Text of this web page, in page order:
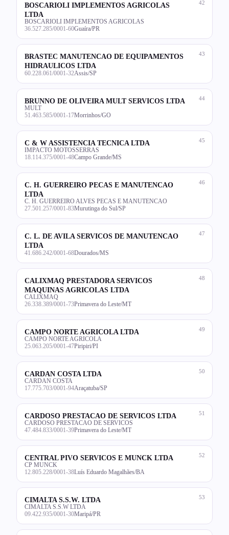
42
BOSCARIOLI IMPLEMENTOS AGRICOLAS
LTDA
BOSCARIOLI IMPLEMENTOS AGRICOLAS
36.527.285/0001-60Guaíra/PR
43
BRASTEC MANUTENCAO DE EQUIPAMENTOS
HIDRAULICOS LTDA
60.228.061/0001-32Assis/SP
44
BRUNNO DE OLIVEIRA MULT SERVICOS LTDA
MULT
51.463.585/0001-17Morrinhos/GO
45
C & W ASSISTENCIA TECNICA LTDA
IMPACTO MOTOSSERRAS
18.114.375/0001-48Campo Grande/MS
46
C. H. GUERREIRO PECAS E MANUTENCAO
LTDA
C. H. GUERREIRO ALVES PECAS E MANUTENCAO
27.501.257/0001-83Murutinga do Sul/SP
47
C. L. DE AVILA SERVICOS DE MANUTENCAO
LTDA
41.686.242/0001-68Dourados/MS
48
CALIXMAQ PRESTADORA SERVICOS
MAQUINAS AGRICOLAS LTDA
CALIXMAQ
26.338.389/0001-73Primavera do Leste/MT
49
CAMPO NORTE AGRICOLA LTDA
CAMPO NORTE AGRICOLA
25.063.205/0001-47Piripiri/PI
50
CARDAN COSTA LTDA
CARDAN COSTA
17.775.703/0001-94Araçatuba/SP
51
CARDOSO PRESTACAO DE SERVICOS LTDA
CARDOSO PRESTACAO DE SERVICOS
47.484.833/0001-39Primavera do Leste/MT
52
CENTRAL PIVO SERVICOS E MUNCK LTDA
CP MUNCK
12.805.228/0001-38Luís Eduardo Magalhães/BA
53
CIMALTA S.S.W. LTDA
CIMALTA S.S.W LTDA
09.422.935/0001-30Maripá/PR